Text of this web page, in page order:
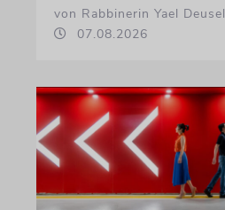
von Rabbinerin Yael Deusel
07.08.2026